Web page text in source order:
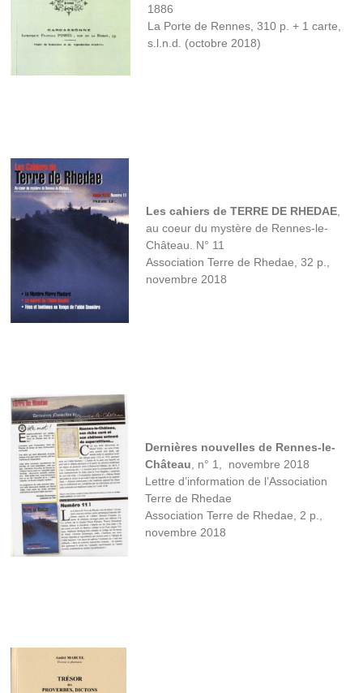
1886
La Porte de Rennes, 310 p. + 1 carte,
s.l.n.d. (octobre 2018)
Les cahiers de TERRE DE RHEDAE
au coeur du mystère de Rennes-le-
Château. N° 11
Association Terre de Rhedae, 32 p.,
novembre 2018
Dernières nouvelles de Rennes-le-
Château , n° 1, novembre 2018
Lettre d’information de l’Association
Terre de Rhedae
Association Terre de Rhedae, 2 p.,
novembre 2018